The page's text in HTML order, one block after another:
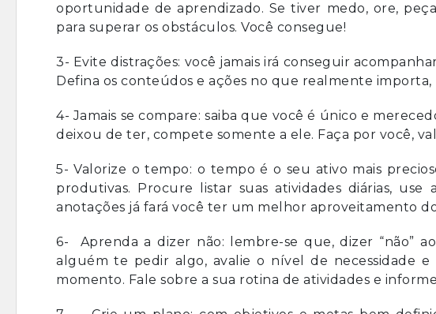
oportunidade de aprendizado. Se tiver medo, ore,
para superar os obstáculos. Você consegue!
3- Evite distrações: você jamais irá conseguir
Defina os conteúdos e ações no que realmente importa,
4- Jamais se compare: saiba que você é único e
deixou de ter, compete somente a ele. Faça por você,
5- Valorize o tempo: o tempo é o seu ativo mais
produtivas. Procure listar suas atividades diárias,
anotações já fará você ter um melhor aproveitamento
6- Aprenda a dizer não: lembre-se que, dizer “não”
alguém te pedir algo, avalie o nível de necessidade
momento. Fale sobre a sua rotina de atividades e